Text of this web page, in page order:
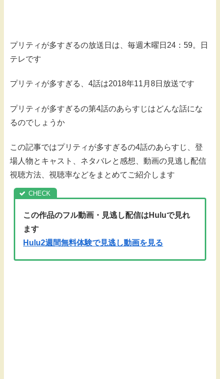
プリティが多すぎるの放送日は、毎週木曜日24：59。日
テレです
プリティが多すぎる、4話は2018年11月8日放送です
プリティが多すぎるの第4話のあらすじはどんな話にな
るのでしょうか
この記事ではプリティが多すぎるの4話のあらすじ、登
場人物とキャスト、ネタバレと感想、動画の見逃し配信
視聴方法、視聴率などをまとめてご紹介します
この作品のフル動画・見逃し配信はHuluで見れ
ます
Hulu2週間無料体験で見逃し動画を見る